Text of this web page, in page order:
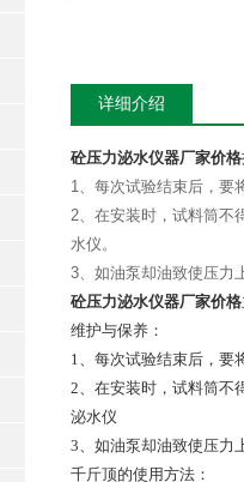
详细介绍
砼压力泌水仪器厂家价格
1、每次试验结束后，要
2、在安装时，试料筒不
水仪。
3、如油泵却油致使压力
砼压力泌水仪器厂家价格
维护与保养：
1、每次试验结束后，要
2、在安装时，试料筒不
泌水仪
3、如油泵却油致使压力
千斤顶的使用方法：